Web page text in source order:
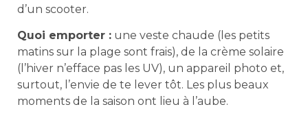
d’un scooter.
Quoi emporter : une veste chaude (les petits
matins sur la plage sont frais), de la crème solaire
(l’hiver n’efface pas les UV), un appareil photo et,
surtout, l’envie de te lever tôt. Les plus beaux
moments de la saison ont lieu à l’aube.